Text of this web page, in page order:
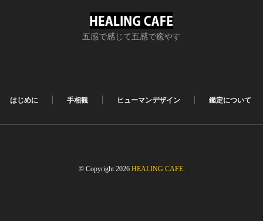
五感で感じて五感で癒やす
はじめに 手相観 ヒューマンデザイン 鑑定について
© Copyright 2026 HEALING CAFE.